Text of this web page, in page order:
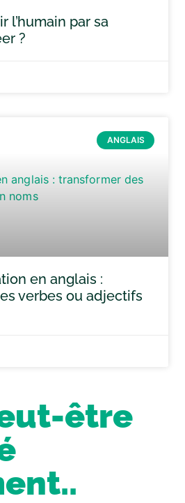
l’humain par sa
?
ANGLAIS
en anglais :
verbes ou adjectifs
être